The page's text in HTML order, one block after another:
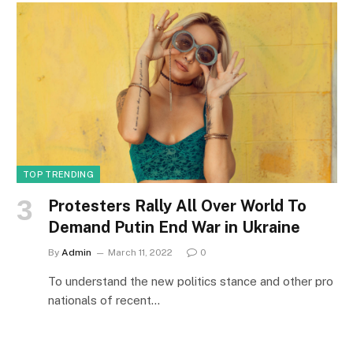
TOP TRENDING
Protesters Rally All Over World To
Demand Putin End War in Ukraine
By Admin March 11, 2022 0
To understand the new politics stance and other pro
nationals of recent…